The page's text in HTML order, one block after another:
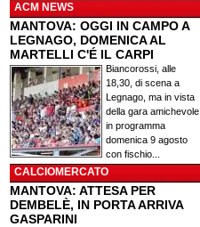
ACM NEWS
MANTOVA: OGGI IN CAMPO A
LEGNAGO, DOMENICA AL
MARTELLI C'É IL CARPI
Biancorossi, alle
18,30, di scena a
Legnago, ma in vista
della gara amichevole
in programma
domenica 9 agosto
con fischio...
CALCIOMERCATO
MANTOVA: ATTESA PER
DEMBELÈ, IN PORTA ARRIVA
GASPARINI